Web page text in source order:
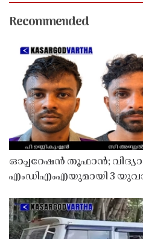
Recommended
ഓപ്പറേഷൻ തൂഫാൻ;
എംഡിഎംഎയുമായി 3